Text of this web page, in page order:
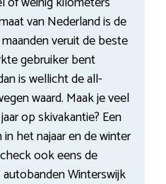
van Nederland is de
veruit de beste
gebruiker bent
is wellicht de all-
waard. Maak je veel
op skivakantie? Een
het najaar en de winter
ook eens de
Winterswijk